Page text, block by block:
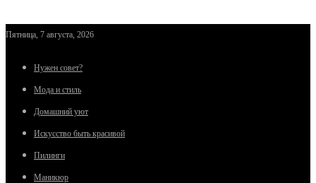
Пятница, 7 августа, 2026
Нужен совет?
Мода и стиль
Домашний уют
Искусство быть красивой
Пилинги
Маникюр